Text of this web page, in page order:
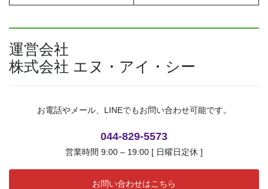
運営会社
株式会社 エヌ・アイ・シー
お電話やメール、LINEでもお問い合わせ可能です。
044-829-5573
営業時間 9:00 – 19:00 [ 日曜日定休 ]
お問い合わせはこちら